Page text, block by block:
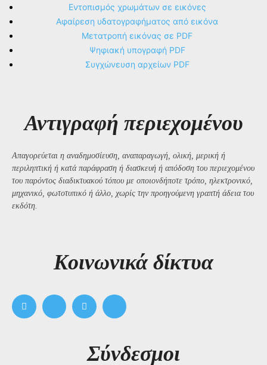
Εντοπισμός χρωμάτων σε εικόνες
Αφαίρεση υδατογραφήματος από εικόνα
Μετατροπή εικόνας σε PDF
Ψηφιακή υπογραφή PDF
Συγχώνευση αρχείων PDF
Αντιγραφή περιεχομένου
Απαγορεύεται η αναδημοσίευση, αναπαραγωγή, ολική, μερική ή
περιληπτική ή κατά παράφραση ή διασκευή ή απόδοση του περιεχομένου
του παρόντος διαδικτυακού τόπου με οποιονδήποτε τρόπο, ηλεκτρονικό,
μηχανικό, φωτοτυπικό ή άλλο, χωρίς την προηγούμενη γραπτή άδεια του
εκδότη.
Kοινωνικά δίκτυα
Σύνδεσμοι